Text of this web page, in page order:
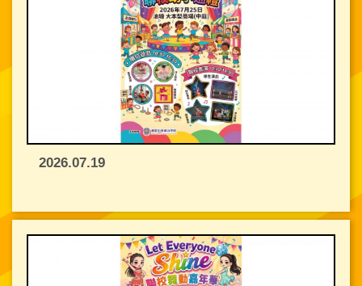
2026.07.19